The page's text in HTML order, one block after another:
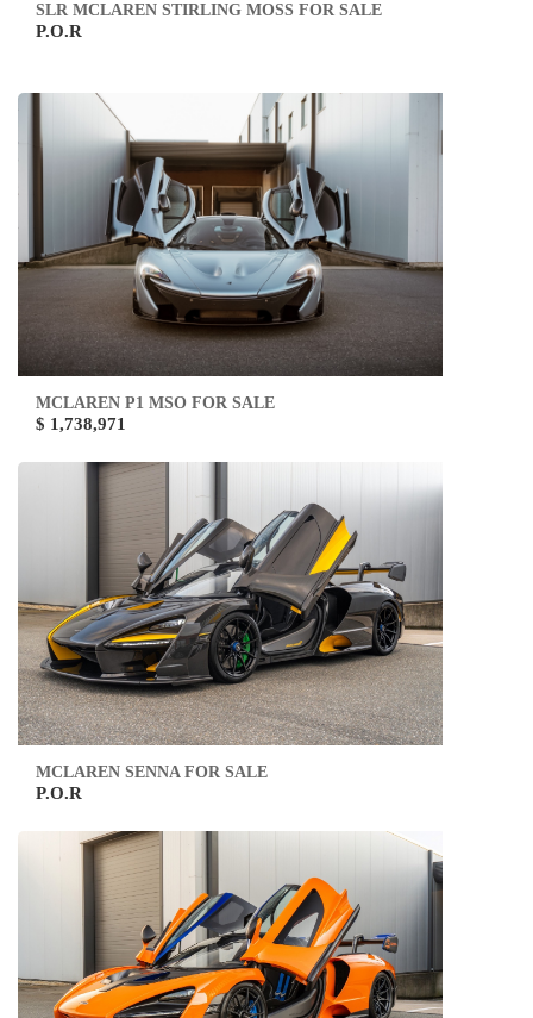
SLR MCLAREN STIRLING MOSS FOR SALE
P.O.R
MCLAREN P1 MSO FOR SALE
$ 1,738,971
MCLAREN SENNA FOR SALE
P.O.R